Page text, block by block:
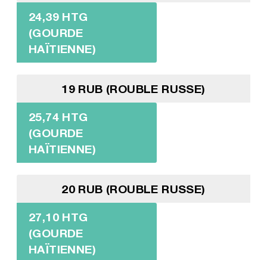
24,39 HTG
(GOURDE
HAÏTIENNE)
19 RUB (ROUBLE RUSSE)
25,74 HTG
(GOURDE
HAÏTIENNE)
20 RUB (ROUBLE RUSSE)
27,10 HTG
(GOURDE
HAÏTIENNE)